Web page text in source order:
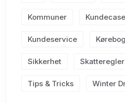
Kommuner Kundecase
Kundeservice Kørebog
Sikkerhet Skatteregler
Tips & Tricks Winter